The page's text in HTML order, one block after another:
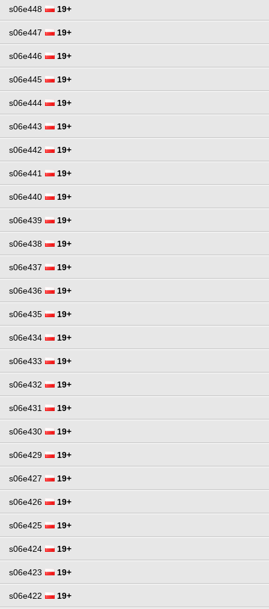
s06e448 19+
s06e447 19+
s06e446 19+
s06e445 19+
s06e444 19+
s06e443 19+
s06e442 19+
s06e441 19+
s06e440 19+
s06e439 19+
s06e438 19+
s06e437 19+
s06e436 19+
s06e435 19+
s06e434 19+
s06e433 19+
s06e432 19+
s06e431 19+
s06e430 19+
s06e429 19+
s06e427 19+
s06e426 19+
s06e425 19+
s06e424 19+
s06e423 19+
s06e422 19+